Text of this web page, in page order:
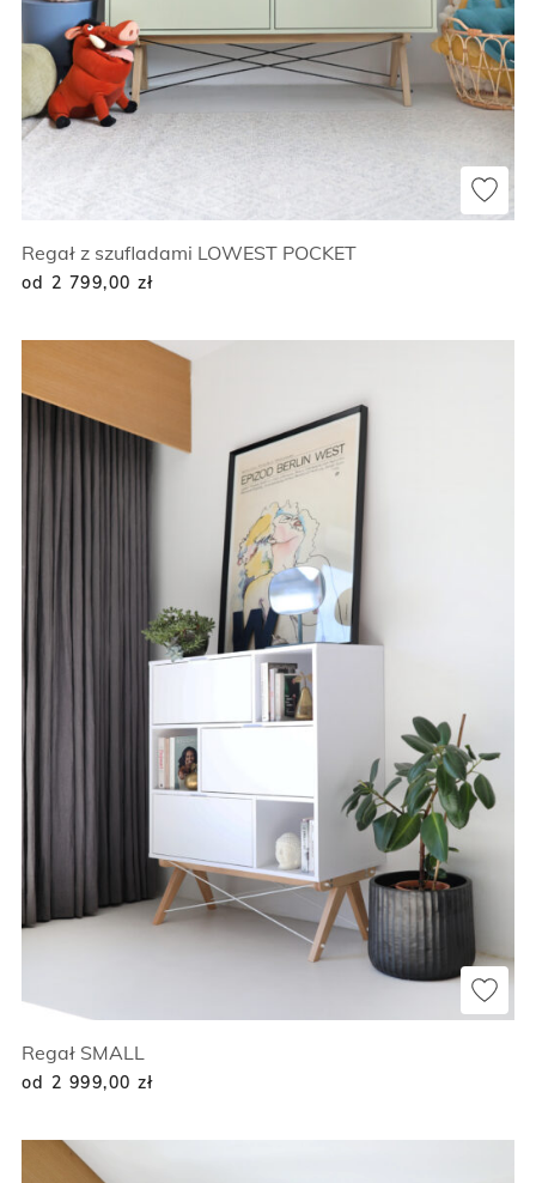
Regał z szufladami LOWEST POCKET
od 2 799,00 zł
Regał SMALL
od 2 999,00 zł